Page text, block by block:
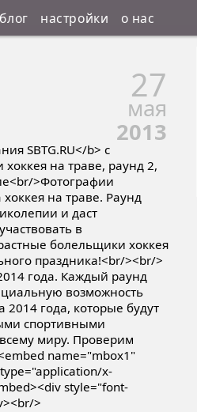
блог настройки о нас
27
мая
2013
SBTG.RU</b> с
на траве, раунд 2,
>Фотографии
на траве. Раунд
и даст
в
болельщики хоккея
праздника!<br/><br/>
года. Каждый раунд
возможность
года, которые будут
спортивными
миру. Проверим
name="mbox1"
x-
style="font-
>